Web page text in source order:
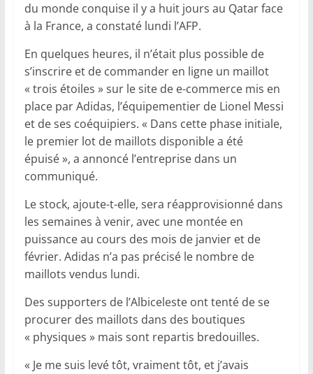
du monde conquise il y a huit jours au Qatar face
à la France, a constaté lundi l’AFP.
En quelques heures, il n’était plus possible de
s’inscrire et de commander en ligne un maillot
« trois étoiles » sur le site de e-commerce mis en
place par Adidas, l’équipementier de Lionel Messi
et de ses coéquipiers. « Dans cette phase initiale,
le premier lot de maillots disponible a été
épuisé », a annoncé l’entreprise dans un
communiqué.
Le stock, ajoute-t-elle, sera réapprovisionné dans
les semaines à venir, avec une montée en
puissance au cours des mois de janvier et de
février. Adidas n’a pas précisé le nombre de
maillots vendus lundi.
Des supporters de l’Albiceleste ont tenté de se
procurer des maillots dans des boutiques
« physiques » mais sont repartis bredouilles.
« Je me suis levé tôt, vraiment tôt, et j’avais